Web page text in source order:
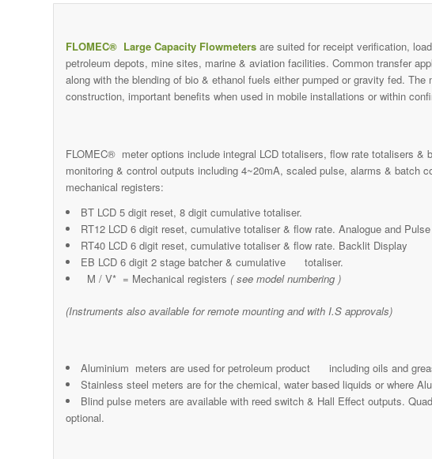
FLOMEC® Large Capacity Flowmeters are suited for receipt verification,
petroleum depots, mine sites, marine & aviation facilities. Common transfer
along with the blending of bio & ethanol fuels either pumped or gravity fed.
construction, important benefits when used in mobile installations or within
FLOMEC® meter options include integral LCD totalisers, flow rate totalisers &
monitoring & control outputs including 4~20mA, scaled pulse, alarms & batch
mechanical registers:
BT LCD 5 digit reset, 8 digit cumulative totaliser.
RT12 LCD 6 digit reset, cumulative totaliser & flow rate. Analogue and
RT40 LCD 6 digit reset, cumulative totaliser & flow rate. Backlit Display
EB LCD 6 digit 2 stage batcher & cumulative totaliser.
M / V* = Mechanical registers ( see model numbering )
(Instruments also available for remote mounting and with I.S approvals)
Aluminium meters are used for petroleum product including oils and
Stainless steel meters are for the chemical, water based liquids or where
Blind pulse meters are available with reed switch & Hall Effect outputs.
optional.